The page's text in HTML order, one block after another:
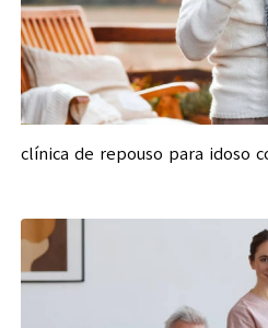
clínica de repouso para idoso